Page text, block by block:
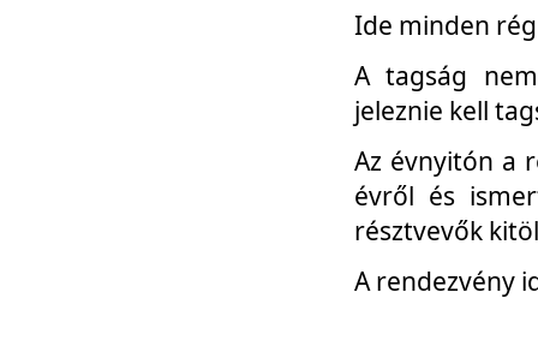
Ide minden
A tagság
jeleznie kell
Az évnyitón a
évről és
résztvevők
A rendezvény